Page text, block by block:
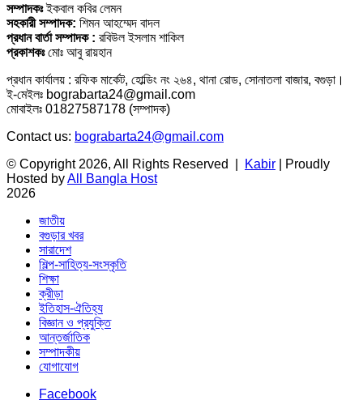
সম্পাদকঃইকবাল কবির লেমন
সহকারী সম্পাদক: শিমন আহম্মেদ বাদল
প্রধান বার্তা সম্পাদক : রবিউল ইসলাম শাকিল
প্রকাশকঃমোঃ আবু রায়হান
প্রধান কার্যালয় : রফিক মার্কেট, হোল্ডিং নং ২৬৪, থানা রোড, সোনাতলা বাজার, বগুড়া।
ই-মেইলঃ bograbarta24@gmail.com
মোবাইলঃ 01827587178 (সম্পাদক)
Contact us: bograbarta24@gmail.com
© Copyright 2026, All Rights Reserved |
Kabir | Proudly
Hosted byAll Bangla Host
2026
জাতীয়
বগুড়ার খবর
সারাদেশ
শিল্প-সাহিত্য-সংস্কৃতি
শিক্ষা
ক্রীড়া
ইতিহাস-ঐতিহ্য
বিজ্ঞান ও প্রযুক্তি
আন্তর্জাতিক
সম্পাদকীয়
যোগাযোগ
Facebook